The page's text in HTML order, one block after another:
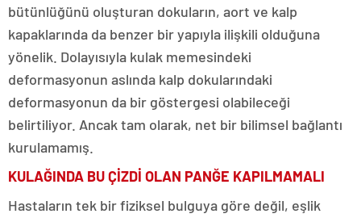
bütünlüğünü oluşturan dokuların, aort ve kalp
kapaklarında da benzer bir yapıyla ilişkili olduğuna
yönelik. Dolayısıyla kulak memesindeki
deformasyonun aslında kalp dokularındaki
deformasyonun da bir göstergesi olabileceği
belirtiliyor. Ancak tam olarak, net bir bilimsel bağlantı
kurulamamış.
KULAĞINDA BU ÇİZDİ OLAN PANĞE KAPILMAMALI
Hastaların tek bir fiziksel bulguya göre değil, eşlik